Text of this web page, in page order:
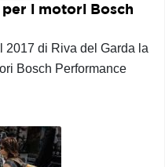
i motori Bosch
2017 di Riva del Garda la
Bosch Performance